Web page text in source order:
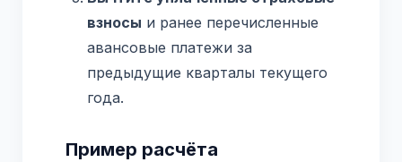
взносы и ранее перечисленные
авансовые платежи за
предыдущие кварталы текущего
года.
Пример расчёта